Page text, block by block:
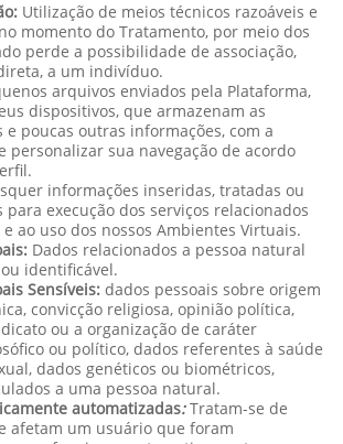
Utilização de meios técnicos razoáveis e
momento do Tratamento, por meio dos
perde a possibilidade de associação,
a um indivíduo.
arquivos enviados pela Plataforma,
dispositivos, que armazenam as
e poucas outras informações, com a
personalizar sua navegação de acordo
informações inseridas, tratadas ou
execução dos serviços relacionados
e ao uso dos nossos Ambientes Virtuais.
Dados relacionados a pessoa natural
identificável.
Sensíveis: dados pessoais sobre origem
convicção religiosa, opinião política,
ou a organização de caráter
ou político, dados referentes à saúde
dados genéticos ou biométricos,
a uma pessoa natural.
automatizadas:Tratam-se de
afetam um usuário que foram